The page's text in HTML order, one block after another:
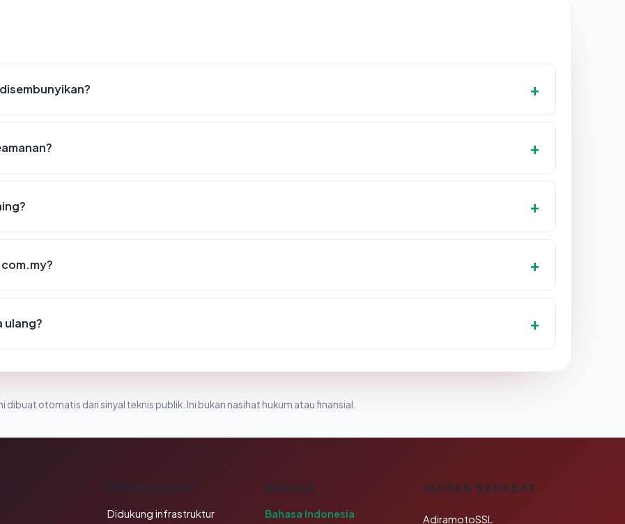
ulang?
dibuat otomatis dari sinyal teknis publik. Ini bukan nasihat hukum atau finansial.
PERUSAHAAN
Didukung infrastruktur
BAHASA
Bahasa Indonesia
TAUTAN SAHABAT
AdiramotoSSL